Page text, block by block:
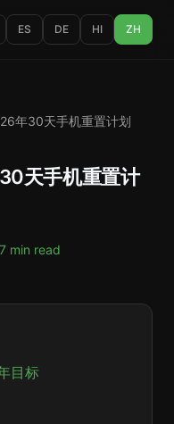
ES DE HI ZH
年30天手机重置计划
天手机重置计
7 min read
目标